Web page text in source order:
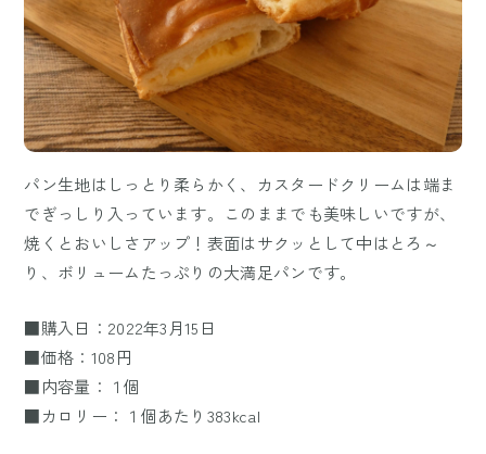
パン生地はしっとり柔らかく、カスタードクリームは端ま
でぎっしり入っています。このままでも美味しいですが、
焼くとおいしさアップ！表面はサクッとして中はとろ～
り、ボリュームたっぷりの大満足パンです。
■購入日：2022年3月15日
■価格：108円
■内容量：１個
■カロリー：１個あたり383kcal